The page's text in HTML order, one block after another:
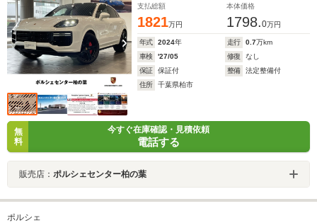
支払総額
1821万円
本体価格
1798.0万円
年式 2024年 走行 0.7万km
車検
'27/05 修復
なし
保証
保証付 整備
法定整備付
住所
千葉県柏市
無
料
今すぐ在庫確認・見積依頼
電話する
販売店： ポルシェセンター柏の葉
ポルシェ